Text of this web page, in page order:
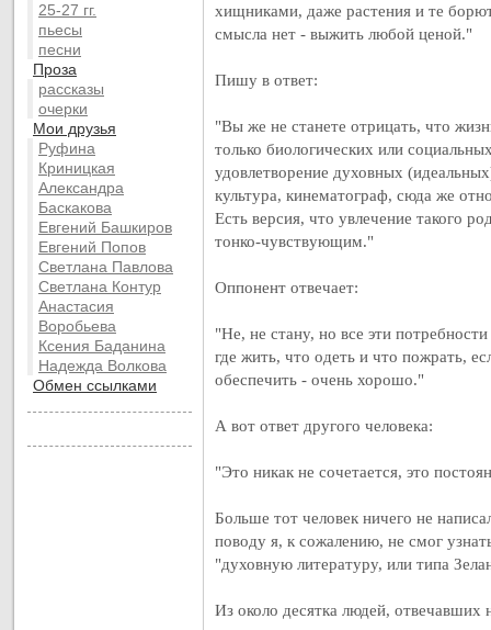
25-27 гг.
пьесы
песни
Проза
рассказы
очерки
Мои друзья
Руфина
Криницкая
Александра
Баскакова
Евгений Башкиров
Евгений Попов
Светлана Павлова
Светлана Контур
Анастасия
Воробьева
Ксения Баданина
Надежда Волкова
Обмен ссылками
хищниками, даже растения и те
смысла нет - выжить любой ценой."
Пишу в ответ:
"Вы же не станете отрицать, что
только биологических или
удовлетворение духовных
культура, кинематограф, сюда же
Есть версия, что увлечение такого
тонко-чувствующим."
Оппонент отвечает:
"Не, не стану, но все эти
где жить, что одеть и что пожрать,
обеспечить - очень хорошо."
А вот ответ другого человека:
"Это никак не сочетается, это
Больше тот человек ничего не
поводу я, к сожалению, не смог
"духовную литературу, или типа
Из около десятка людей,